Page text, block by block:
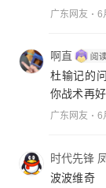
广东网友 6
啊直
杜输记的
你战术再
广东网友 6
时代先锋
波波维奇